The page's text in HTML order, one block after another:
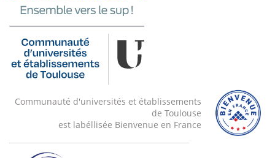
Communauté d'universités et établissements
de Toulouse
est labéllisée Bienvenue en France